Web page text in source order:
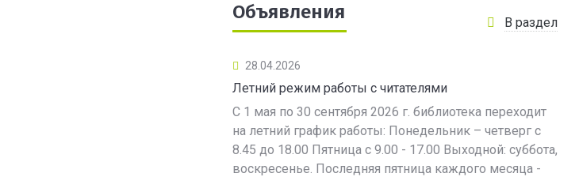
Объявления В раздел
28.04.2026
Летний режим работы с читателями
С 1 мая по 30 сентября 2026 г. библиотека переходит
на летний график работы: Понедельник – четверг с
8.45 до 18.00 Пятница с 9.00 - 17.00 Выходной: суббота,
воскресенье. Последняя пятница каждого месяца -